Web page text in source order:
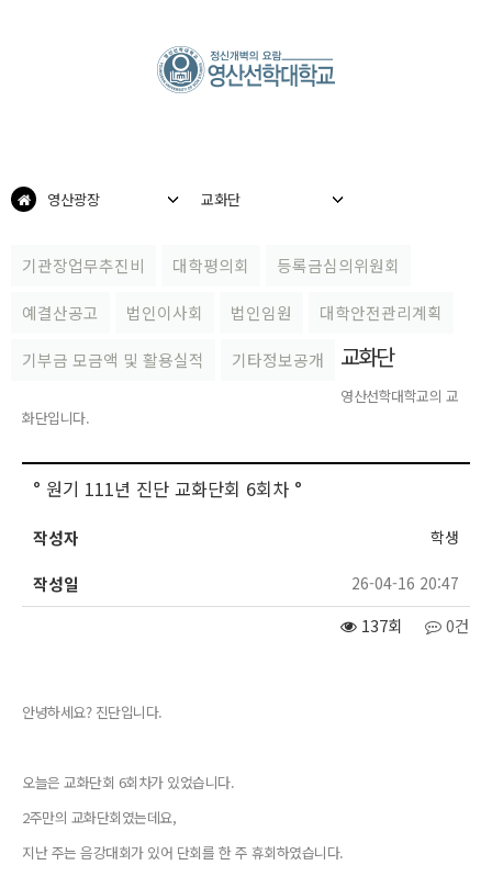
교화단
영산광장
기관장업무추진비 대학평의회 등록금심의위원회
예결산공고 법인이사회 법인임원 대학안전관리계획
기부금 모금액 및 활용실적 기타정보공개 교화단
영산선학대학교의 교
화단입니다.
° 원기 111년 진단 교화단회 6회차 °
작성자 학생
작성일 26-04-16 20:47
0건
137회
안녕하세요? 진단입니다.
오늘은 교화단회 6회차가 있었습니다.
2주만의 교화단회였는데요,
지난 주는 음강대회가 있어 단회를 한 주 휴회하였습니다.